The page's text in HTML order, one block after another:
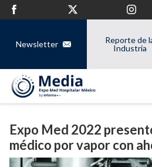
Newsletter
Reporte de
Industria
Expo Med 2022
médico por vapor con